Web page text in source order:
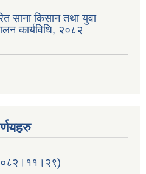
साना किसान तथा युवा
कार्यविधि, २०८२